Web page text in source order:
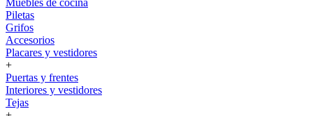
Muebles de cocina
Piletas
Grifos
Accesorios
Placares y vestidores
+
Puertas y frentes
Interiores y vestidores
Tejas